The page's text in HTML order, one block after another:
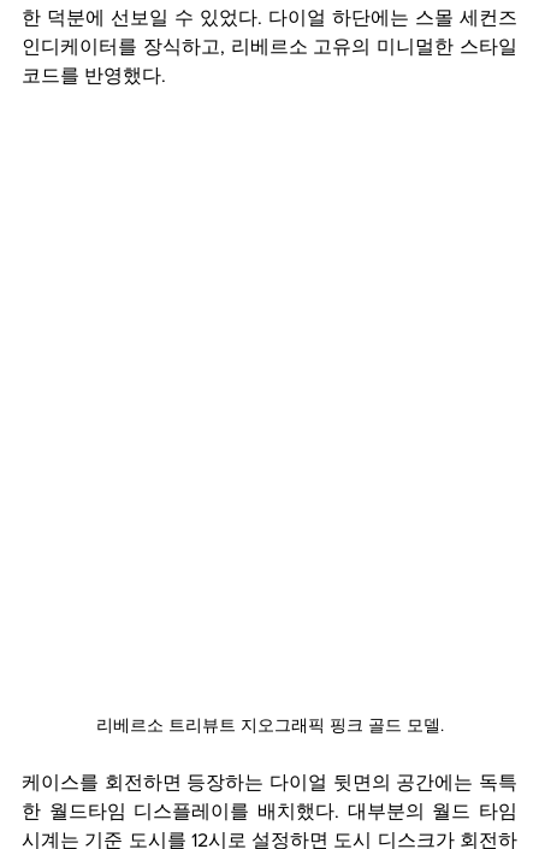
한 덕분에 선보일 수 있었다. 다이얼 하단에는 스몰 세컨즈
인디케이터를 장식하고, 리베르소 고유의 미니멀한 스타일
코드를 반영했다.
리베르소 트리뷰트 지오그래픽 핑크 골드 모델.
케이스를 회전하면 등장하는 다이얼 뒷면의 공간에는 독특
한 월드타임 디스플레이를 배치했다. 대부분의 월드 타임
시계는 기준 도시를 12시로 설정하면 도시 디스크가 회전하